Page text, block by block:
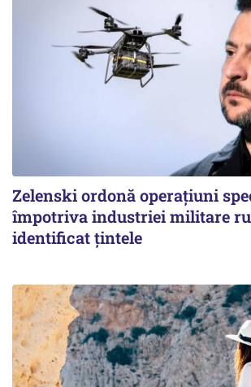
Zelenski ordonă operațiuni
împotriva industriei militare
identificat țintele